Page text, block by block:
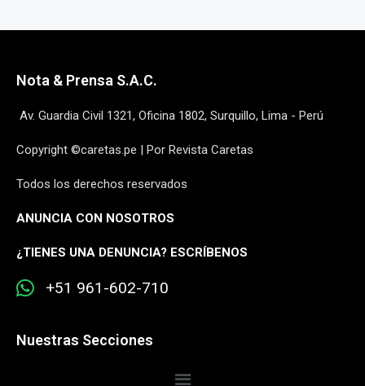
Nota & Prensa S.A.C.
Av. Guardia Civil 1321, Oficina 1802, Surquillo, Lima - Perú
Copyright ©caretas.pe | Por Revista Caretas
Todos los derechos reservados
ANUNCIA CON NOSOTROS
¿TIENES UNA DENUNCIA? ESCRÍBENOS
+51 961-602-710
Nuestras Secciones